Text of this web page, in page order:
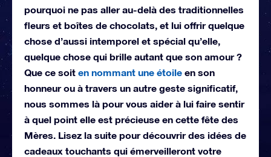
pourquoi ne pas aller au-delà des traditionnelles
fleurs et boîtes de chocolats, et lui offrir quelque
chose d’aussi intemporel et spécial qu’elle,
quelque chose qui brille autant que son amour ?
Que ce soit en nommant une étoile en son
honneur ou à travers un autre geste significatif,
nous sommes là pour vous aider à lui faire sentir
à quel point elle est précieuse en cette fête des
Mères. Lisez la suite pour découvrir des idées de
cadeaux touchants qui émerveilleront votre